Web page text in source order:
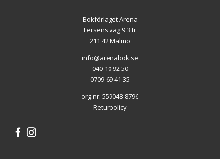
Bokförlaget Arena
Fersens väg 9 3 tr
211 42 Malmö
info@arenabok.se
040-10 92 50
0709-69 41 35
org.nr: 559048-8796
Returpolicy